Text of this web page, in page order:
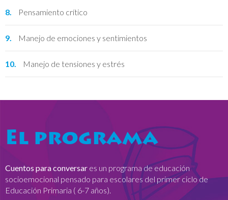
Pensamiento crítico
Manejo de emociones y sentimientos
Manejo de tensiones y estrés
El programa
Cuentos para conversar es un programa de educación
socioemocional pensado para escolares del primer ciclo de
Educación Primaria ( 6-7 años).